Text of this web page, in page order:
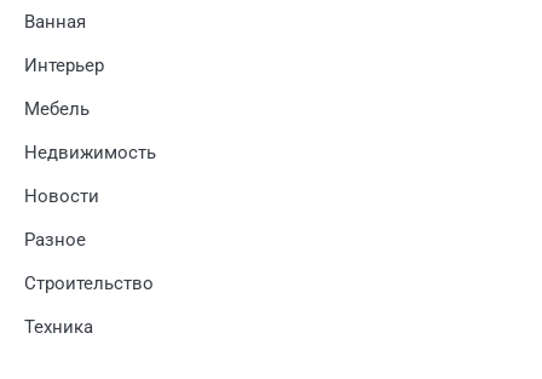
Ванная
Интерьер
Мебель
Недвижимость
Новости
Разное
Строительство
Техника